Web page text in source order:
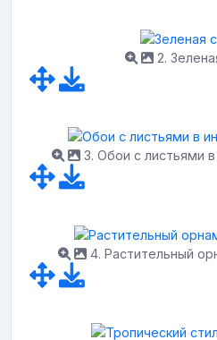
2.
3. Обои с листьями
4. Растительный